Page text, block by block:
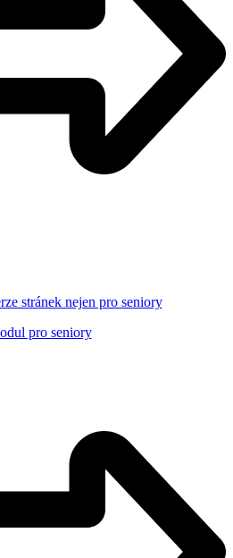
stránek nejen pro seniory